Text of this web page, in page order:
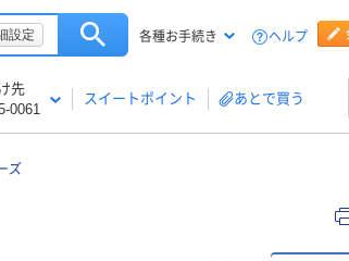
設定 各種お手続き ヘルプ
先
0061
スイートポイント あとで買う
ズ